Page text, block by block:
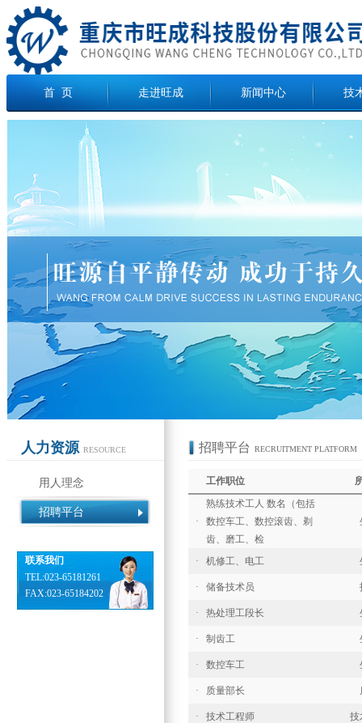
首 页 走进旺成 新闻中心 技
人力资源 RESOURCE
用人理念
招聘平台
联系我们
TEL:023-65181261
FAX:023-65184202
招聘平台 RECRUITMENT PLATFORM
工作职位
·
熟练技术工人 数名（包括
数控车工、数控滚齿、剃
齿、磨工、检
· 机修工、电工
· 储备技术员
· 热处理工段长
· 制齿工
· 数控车工
· 质量部长
· 技术工程师 技